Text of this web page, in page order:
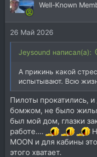
Well-Known
26 Май 2026
Jeysound написал(а):
А прикинь какой
испытывают. Всю
Пилоты прокатились,
бомжом, не было
был мой дом, глазки
работе....
MOON и для кабины
этого хватает.